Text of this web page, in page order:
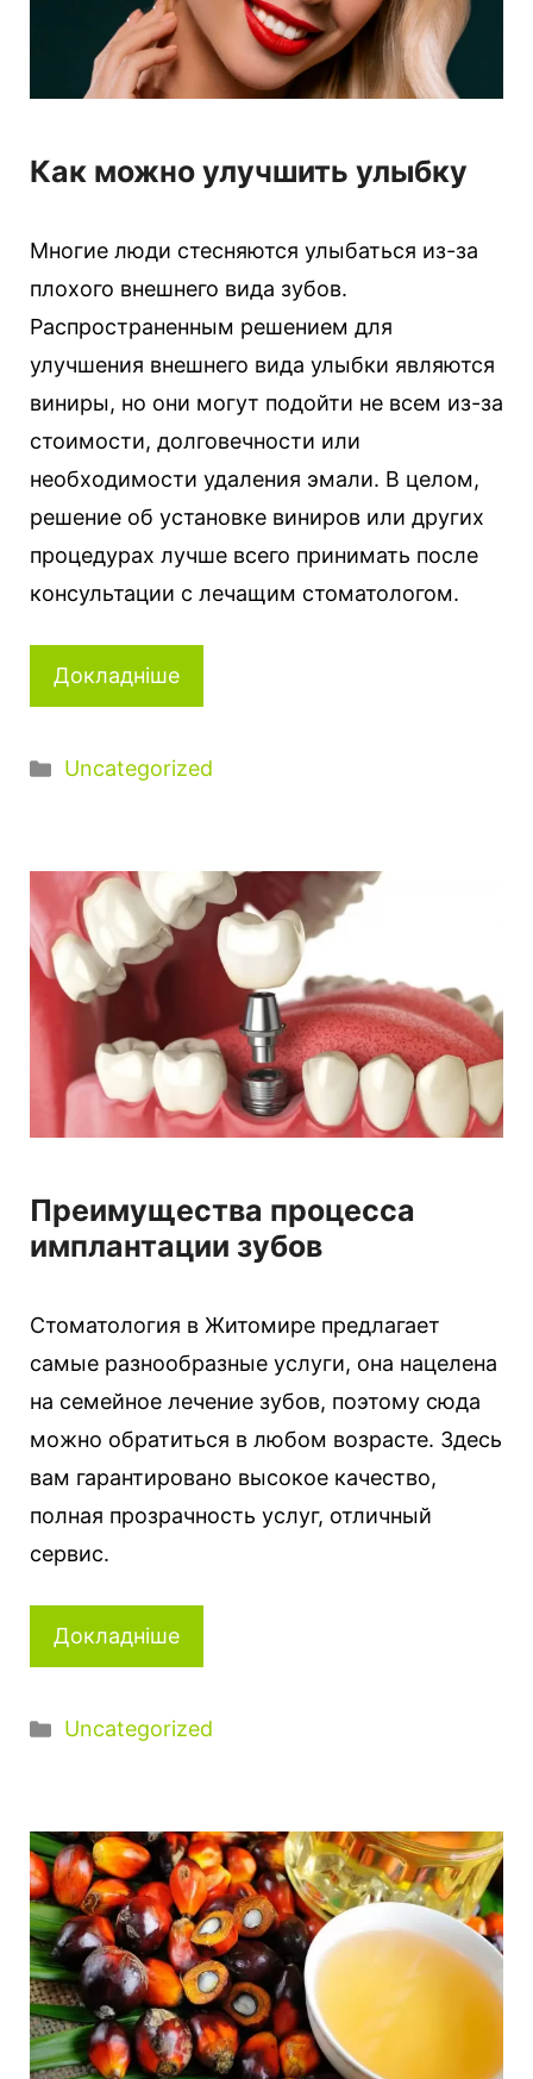
Как можно улучшить улыбку
Многие люди стесняются улыбаться из-за
плохого внешнего вида зубов.
Распространенным решением для
улучшения внешнего вида улыбки являются
виниры, но они могут подойти не всем из-за
стоимости, долговечности или
необходимости удаления эмали. В целом,
решение об установке виниров или других
процедурах лучше всего принимать после
консультации с лечащим стоматологом.
Докладніше
Категорії
Uncategorized
Преимущества процесса
имплантации зубов
Стоматология в Житомире предлагает
самые разнообразные услуги, она нацелена
на семейное лечение зубов, поэтому сюда
можно обратиться в любом возрасте. Здесь
вам гарантировано высокое качество,
полная прозрачность услуг, отличный
сервис.
Докладніше
Категорії
Uncategorized